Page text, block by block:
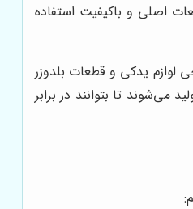
اصلی و باکیفیت استفاده
یدکی و قطعات بلدوزر
می‌شوند تا بتوانند در برابر